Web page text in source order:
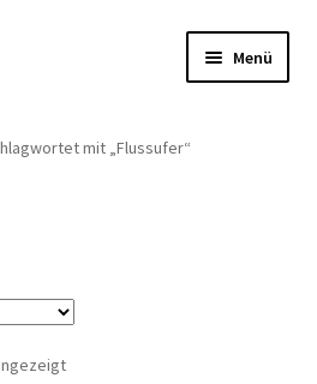
Menü
mit „Flussufer“
Nach